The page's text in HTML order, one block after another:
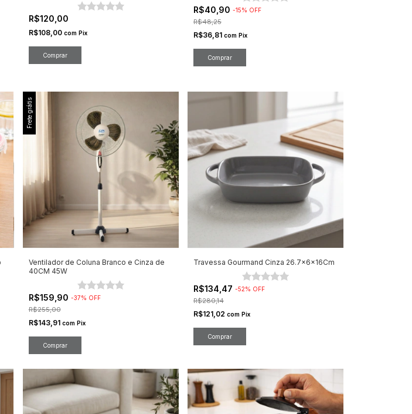
R$120,00
R$108,00 com Pix
R$40,90 -15% OFF
R$48,25
R$36,81 com Pix
Frete grátis
Ventilador de Coluna Branco e Cinza de
40CM 45W
R$159,90 -37% OFF
R$255,00
R$143,91 com Pix
Comprar
Travessa Gourmand Cinza 26.7x6x16Cm
R$134,47 -52% OFF
R$280,14
R$121,02 com Pix